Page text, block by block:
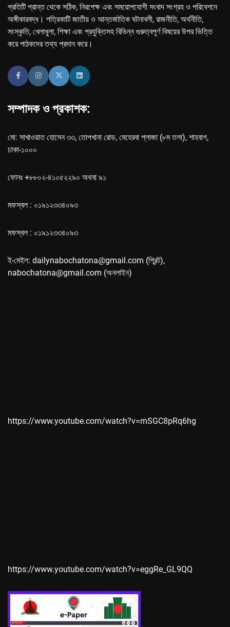
প্রতিটি প্রান্ত থেকে সঠিক, নিরপেক্ষ এবং সময়োপযোগী সংবাদ সংগ্রহ ও পরিবেশনে
অঙ্গীকারবদ্ধ। পত্রিকাটি জাতীয় ও আন্তর্জাতিক ঘটনাবলী, রাজনীতি, অর্থনীতি,
সংস্কৃতি, খেলাধুলা, শিক্ষা এবং প্রযুক্তিসহ বিভিন্ন গুরুত্বপূর্ণ বিষয়ের উপর ভিত্তি
করে পাঠকদের তথ্য প্রদান করে।
সম্পাদক ও প্রকাশক:
মো: সাখাওয়াত হোসেন ৩৩, তোপখানা রোড, মেহেরবা প্লাজা (৮ম তলা), শাহবাগ,
ঢাকা-১০০০
ফোনঃ +৮৮০২-৪১০৫২২৯০ অথবা ৯১
মফস্বল : ০১৯১২৩৩৪০৯৩
মফস্বল : ০১৯১২৩৩৪০৯৩
ই-মেইল: dailynabochatona@gmail.com (প্রিন্ট),
nabochatona@gmail.com (অনলাইন)
https://www.youtube.com/watch?v=mSGC8pRq6hg
https://www.youtube.com/watch?v=eggRe_GL9QQ